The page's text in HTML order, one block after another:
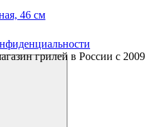
46 см
грилей в России с 2009